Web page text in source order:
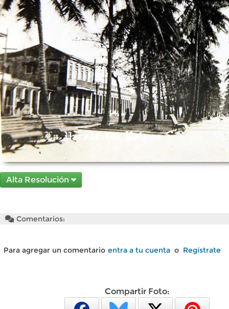
Alta Resolución
Comentarios:
Para agregar un comentario entra a tu cuenta o Regístrate
Compartir Foto: